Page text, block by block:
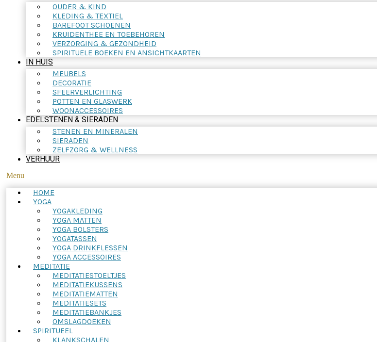
OUDER & KIND
KLEDING & TEXTIEL
BAREFOOT SCHOENEN
KRUIDENTHEE EN TOEBEHOREN
VERZORGING & GEZONDHEID
SPIRITUELE BOEKEN EN ANSICHTKAARTEN
IN HUIS
MEUBELS
DECORATIE
SFEERVERLICHTING
POTTEN EN GLASWERK
WOONACCESSOIRES
EDELSTENEN & SIERADEN
STENEN EN MINERALEN
SIERADEN
ZELFZORG & WELLNESS
VERHUUR
Menu
HOME
YOGA
YOGAKLEDING
YOGA MATTEN
YOGA BOLSTERS
YOGATASSEN
YOGA DRINKFLESSEN
YOGA ACCESSOIRES
MEDITATIE
MEDITATIESTOELTJES
MEDITATIEKUSSENS
MEDITATIEMATTEN
MEDITATIESETS
MEDITATIEBANKJES
OMSLAGDOEKEN
SPIRITUEEL
KLANKSCHALEN